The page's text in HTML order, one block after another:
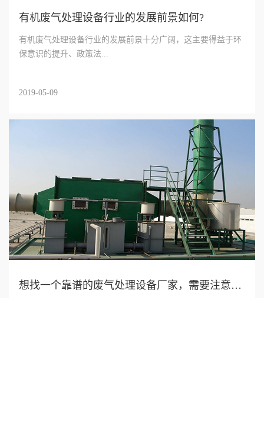
有机废气处理设备行业的发展前景如何?
有机废气处理设备行业的发展前景十分广阔，这主要得益于环
保意识的提升、政策法...
2019-05-09
想找一个靠谱的废气处理设备厂家，需要注意什么?